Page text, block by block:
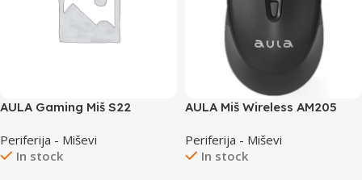
AULA Gaming Miš S22
Periferija - Miševi
In stock
AULA Miš Wireless AM205
Periferija - Miševi
In stock